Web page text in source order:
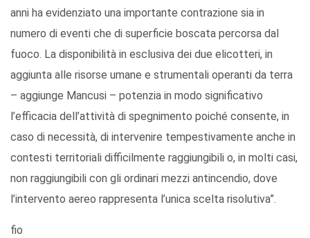
anni ha evidenziato una importante contrazione sia in
numero di eventi che di superficie boscata percorsa dal
fuoco. La disponibilità in esclusiva dei due elicotteri, in
aggiunta alle risorse umane e strumentali operanti da terra
– aggiunge Mancusi – potenzia in modo significativo
l’efficacia dell’attività di spegnimento poiché consente, in
caso di necessità, di intervenire tempestivamente anche in
contesti territoriali difficilmente raggiungibili o, in molti casi,
non raggiungibili con gli ordinari mezzi antincendio, dove
l’intervento aereo rappresenta l’unica scelta risolutiva”.
fio